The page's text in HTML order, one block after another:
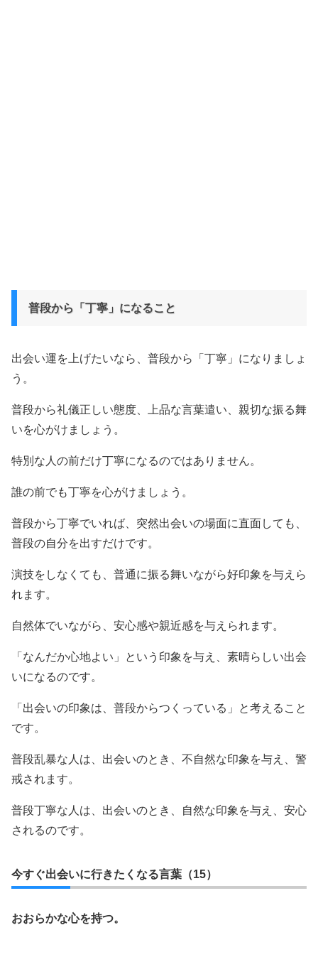
普段から「丁寧」になること
出会い運を上げたいなら、普段から「丁寧」になりましょ
う。
普段から礼儀正しい態度、上品な言葉遣い、親切な振る舞
いを心がけましょう。
特別な人の前だけ丁寧になるのではありません。
誰の前でも丁寧を心がけましょう。
普段から丁寧でいれば、突然出会いの場面に直面しても、
普段の自分を出すだけです。
演技をしなくても、普通に振る舞いながら好印象を与えら
れます。
自然体でいながら、安心感や親近感を与えられます。
「なんだか心地よい」という印象を与え、素晴らしい出会
いになるのです。
「出会いの印象は、普段からつくっている」と考えること
です。
普段乱暴な人は、出会いのとき、不自然な印象を与え、警
戒されます。
普段丁寧な人は、出会いのとき、自然な印象を与え、安心
されるのです。
今すぐ出会いに行きたくなる言葉（15）
おおらかな心を持つ。